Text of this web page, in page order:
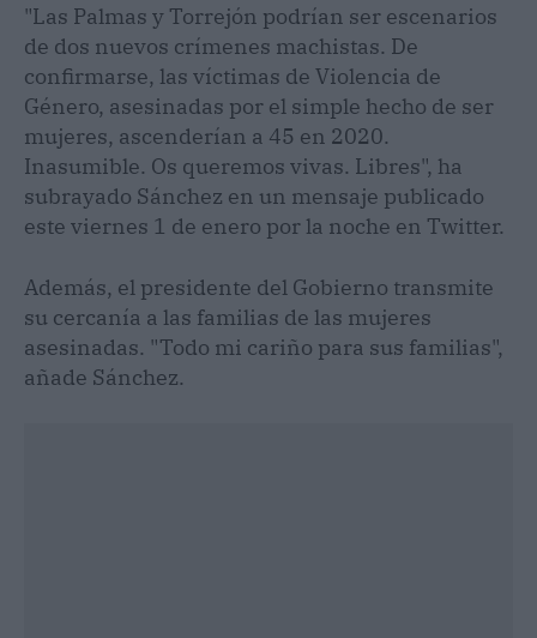
"Las Palmas y Torrejón podrían ser escenarios
de dos nuevos crímenes machistas. De
confirmarse, las víctimas de Violencia de
Género, asesinadas por el simple hecho de ser
mujeres, ascenderían a 45 en 2020.
Inasumible. Os queremos vivas. Libres", ha
subrayado Sánchez en un mensaje publicado
este viernes 1 de enero por la noche en Twitter.
Además, el presidente del Gobierno transmite
su cercanía a las familias de las mujeres
asesinadas. "Todo mi cariño para sus familias",
añade Sánchez.